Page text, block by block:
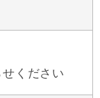
ください